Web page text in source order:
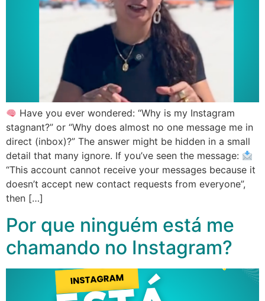
Have you ever wondered: “Why is my Instagram
stagnant?” or “Why does almost no one message me in
direct (inbox)?” The answer might be hidden in a small
detail that many ignore. If you’ve seen the message:
“This account cannot receive your messages because it
doesn’t accept new contact requests from everyone”,
then […]
Por que ninguém está me
chamando no Instagram?